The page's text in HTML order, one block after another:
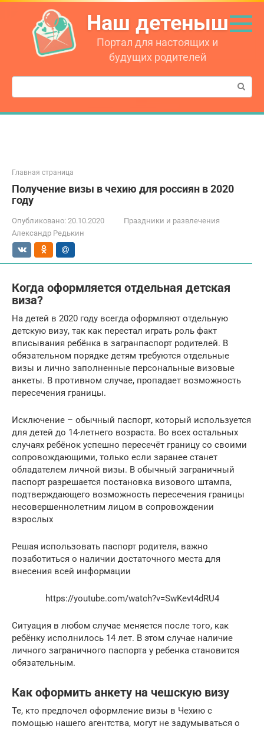
Перейти
контенту
Наш детеныш
Портал для настоящих и
будущих родителей
Поиск:
Главная страница
Получение визы в чехию для россиян в 2020
году
Опубликовано: 20.10.2020
Праздники и развлечения
Александр Редькин
Когда оформляется отдельная детская
виза?
На детей в 2020 году всегда оформляют отдельную
детскую визу, так как перестал играть роль факт
вписывания ребёнка в загранпаспорт родителей. В
обязательном порядке детям требуются отдельные
визы и лично заполненные персональные визовые
анкеты. В противном случае, пропадает возможность
пересечения границы.
Исключение – обычный паспорт, который используется
для детей до 14-летнего возраста. Во всех остальных
случаях ребёнок успешно пересечёт границу со своими
сопровождающими, только если заранее станет
обладателем личной визы. В обычный заграничный
паспорт разрешается постановка визового штампа,
подтверждающего возможность пересечения границы
несовершеннолетним лицом в сопровождении
взрослых
Решая использовать паспорт родителя, важно
позаботиться о наличии достаточного места для
внесения всей информации
https://youtube.com/watch?v=SwKevt4dRU4
Ситуация в любом случае меняется после того, как
ребёнку исполнилось 14 лет. В этом случае наличие
личного заграничного паспорта у ребенка становится
обязательным.
Как оформить анкету на чешскую визу
Те, кто предпочел оформление визы в Чехию с
помощью нашего агентства, могут не задумываться о